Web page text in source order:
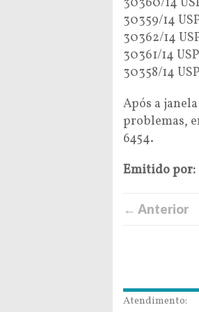
30359/14
30362/14
30361/14
30358/14
Após a
problemas,
6454.
Emitido por:
← Anterior
Atendimento: